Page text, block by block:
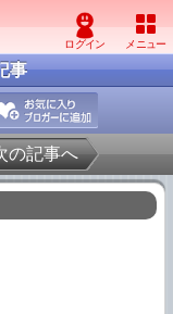
事
の記事へ